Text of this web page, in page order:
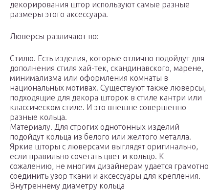
декорирования штор используют самые разные
размеры этого аксессуара.
Люверсы различают по:
Стилю. Есть изделия, которые отлично подойдут для
дополнения стиля хай-тек, скандинавского, марене,
минимализма или оформления комнаты в
национальных мотивах. Существуют также люверсы,
подходящие для декора шторок в стиле кантри или
классическом стиле. И это внешне совершенно
разные кольца.
Материалу. Для строгих однотонных изделий
подойдут кольца из белого или желтого металла.
Яркие шторы с люверсами выглядят оригинально,
если правильно сочетать цвет и кольцо. К
сожалению, не многим дизайнерам удается грамотно
соединить узор ткани и аксессуары для крепления.
Внутреннему диаметру кольца